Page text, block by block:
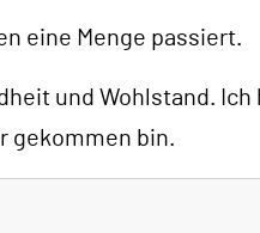
eine Menge passiert.
und Wohlstand.
gekommen bin.